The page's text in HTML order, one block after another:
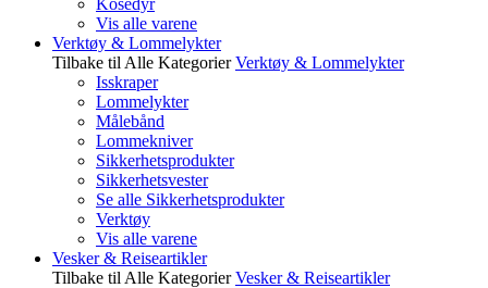
Kosedyr
Vis alle varene
Verktøy & Lommelykter
Tilbake til Alle Kategorier Verktøy & Lommelykter
Isskraper
Lommelykter
Målebånd
Lommekniver
Sikkerhetsprodukter
Sikkerhetsvester
Se alle Sikkerhetsprodukter
Verktøy
Vis alle varene
Vesker & Reiseartikler
Tilbake til Alle Kategorier Vesker & Reiseartikler